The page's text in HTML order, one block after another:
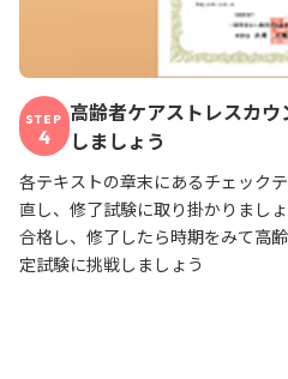
STEP
4
高齢者ケアストレスカ
しましょう
各テキストの章末にあるチェック
直し、修了試験に取り掛かりましょ
合格し、修了したら時期をみて高
定試験に挑戦しましょう